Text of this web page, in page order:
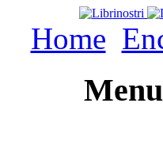
Home